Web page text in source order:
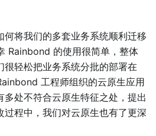
何将我们的多套业务系统顺利迁移
Rainbond 的使用很简单，整体
很轻松把业务系统分批的部署在
工程师组织的云原生应用
处不符合云原生特征之处，提出
过程中，我们对云原生也有了更深